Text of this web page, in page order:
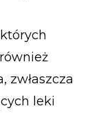
zwłaszcza
leki